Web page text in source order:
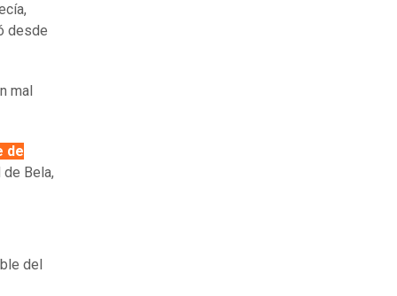
desde
mal
de
Bela,
del